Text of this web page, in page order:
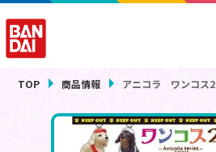
TOP 商品情報 アニコラ ワンコス2